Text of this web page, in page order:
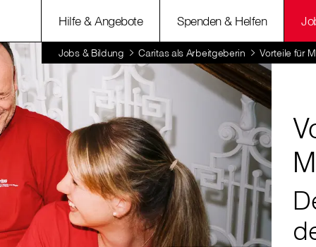
Hilfe & Angebote Spenden & Helfen
Jobs & Bildung Caritas als Arbeitgeberin Vorteile für